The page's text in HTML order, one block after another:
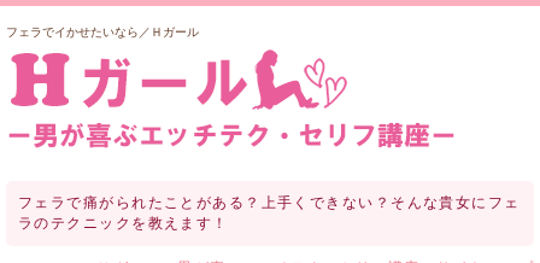
フェラでイかせたいなら／Ｈガール
フェラで痛がられたことがある？上手くできない？そんな貴女にフェ
ラのテクニックを教えます！